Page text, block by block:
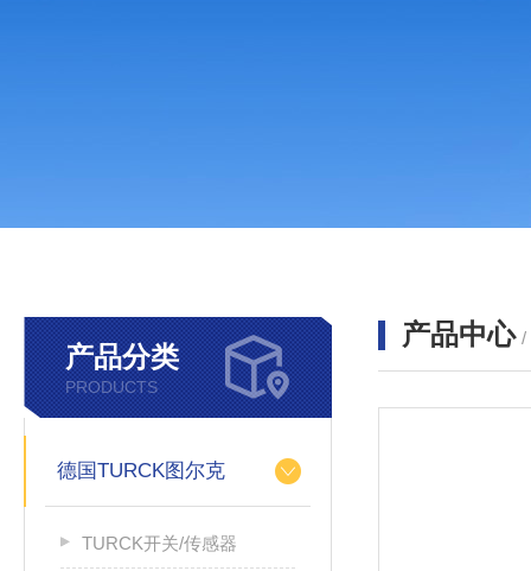
产品分类
PRODUCTS
德国TURCK图尔克
TURCK开关/传感器
产品中心 /